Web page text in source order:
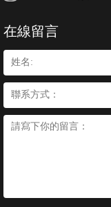
在線留言